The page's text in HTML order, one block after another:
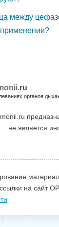
между
.ru
органов
не является
на сайт